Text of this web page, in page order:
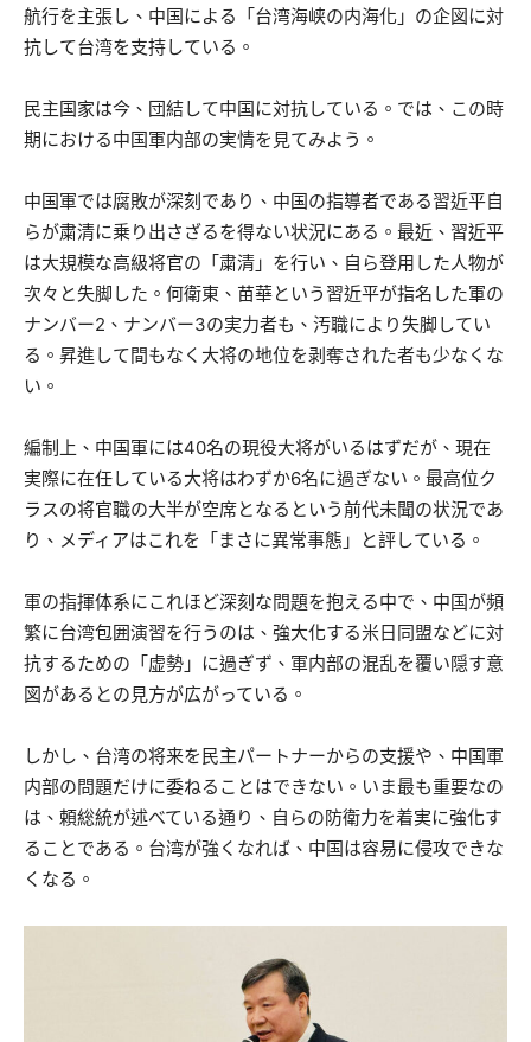
航行を主張し、中国による「台湾海峡の内海化」の企図に対
抗して台湾を支持している。
民主国家は今、団結して中国に対抗している。では、この時
期における中国軍内部の実情を見てみよう。
中国軍では腐敗が深刻であり、中国の指導者である習近平自
らが粛清に乗り出さざるを得ない状況にある。最近、習近平
は大規模な高級将官の「粛清」を行い、自ら登用した人物が
次々と失脚した。何衛東、苗華という習近平が指名した軍の
ナンバー2、ナンバー3の実力者も、汚職により失脚してい
る。昇進して間もなく大将の地位を剥奪された者も少なくな
い。
編制上、中国軍には40名の現役大将がいるはずだが、現在
実際に在任している大将はわずか6名に過ぎない。最高位ク
ラスの将官職の大半が空席となるという前代未聞の状況であ
り、メディアはこれを「まさに異常事態」と評している。
軍の指揮体系にこれほど深刻な問題を抱える中で、中国が頻
繁に台湾包囲演習を行うのは、強大化する米日同盟などに対
抗するための「虚勢」に過ぎず、軍内部の混乱を覆い隠す意
図があるとの見方が広がっている。
しかし、台湾の将来を民主パートナーからの支援や、中国軍
内部の問題だけに委ねることはできない。いま最も重要なの
は、頼総統が述べている通り、自らの防衛力を着実に強化す
ることである。台湾が強くなれば、中国は容易に侵攻できな
くなる。